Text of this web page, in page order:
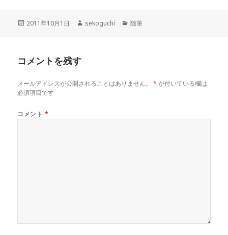
投
2011年10月1日
作
sekoguchi
カ
随筆
コメントを残す
メールアドレスが公開されることはありません。 * が付いている欄は
必須項目です
コメント *